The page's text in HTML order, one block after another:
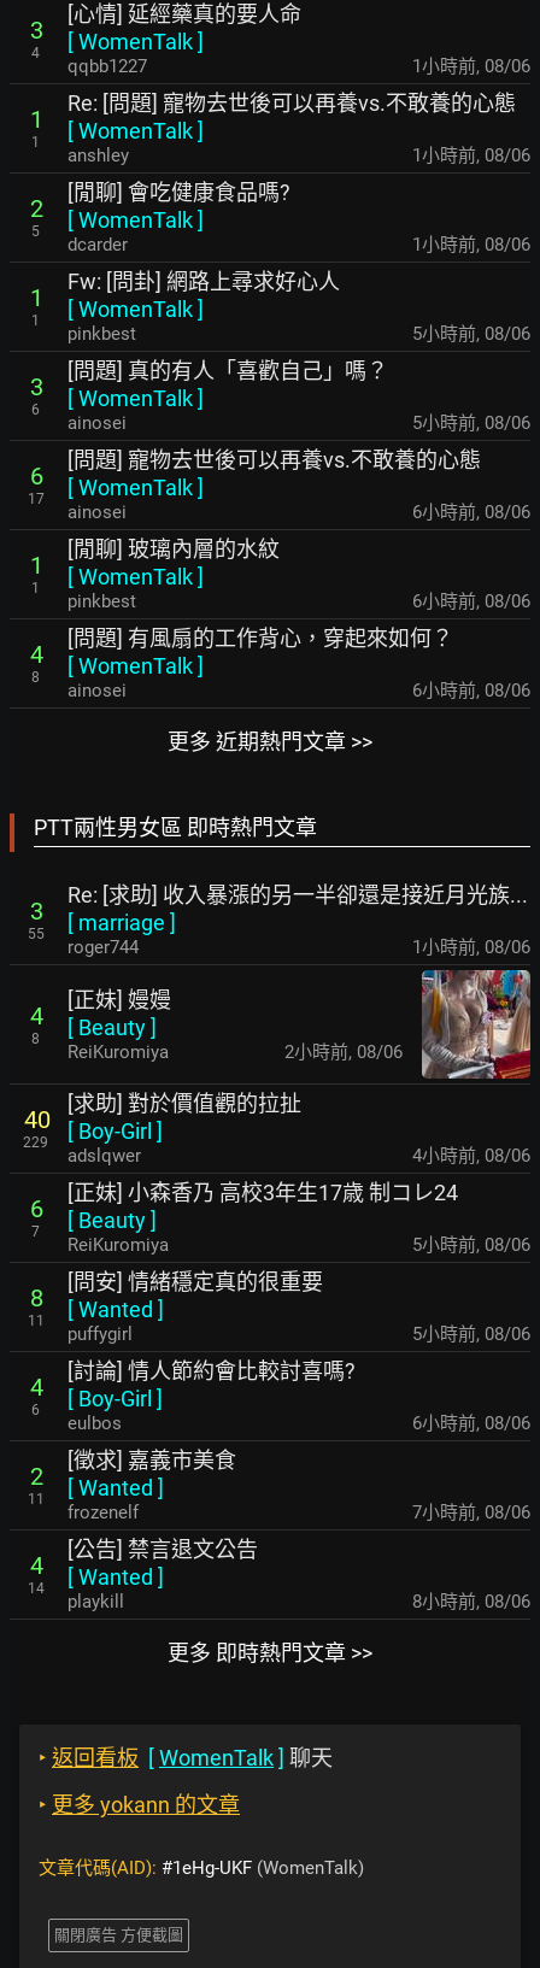
3
4
[心情] 延經藥真的要人命
[WomenTalk]
qqbb1227 1小時前, 08/06
1
1
Re: [問題] 寵物去世後可以再養vs.不敢養的心態
[WomenTalk]
anshley 1小時前, 08/06
2
5
[閒聊] 會吃健康食品嗎?
[WomenTalk]
dcarder 1小時前, 08/06
1
1
Fw: [問卦] 網路上尋求好心人
[WomenTalk]
pinkbest 5小時前, 08/06
3
6
[問題] 真的有人「喜歡自己」嗎？
[WomenTalk]
ainosei 5小時前, 08/06
6
17
[問題] 寵物去世後可以再養vs.不敢養的心態
[WomenTalk]
ainosei 6小時前, 08/06
1
1
[閒聊] 玻璃內層的水紋
[WomenTalk]
pinkbest 6小時前, 08/06
4
8
[問題] 有風扇的工作背心，穿起來如何？
[WomenTalk]
ainosei 6小時前, 08/06
更多 近期熱門文章 >>
PTT兩性男女區 即時熱門文章
3
55
Re: [求助] 收入暴漲的另一半卻還是接近月光族...
[ marriage ]
roger744 1小時前, 08/06
4
8
[正妹] 嫚嫚
[ Beauty]
ReiKuromiya 2小時前, 08/06
40
229
[求助] 對於價值觀的拉扯
[ Boy-Girl ]
adslqwer 4小時前, 08/06
6
7
[正妹] 小森香乃 高校3年生17歳 制コレ24
[ Beauty]
ReiKuromiya 5小時前, 08/06
8
11
[問安] 情緒穩定真的很重要
[Wanted ]
puffygirl 5小時前, 08/06
4
6
[討論] 情人節約會比較討喜嗎?
[ Boy-Girl ]
eulbos 6小時前, 08/06
2
11
[徵求] 嘉義市美食
[Wanted ]
frozenelf 7小時前, 08/06
4
14
[公告] 禁言退文公告
[Wanted ]
playkill 8小時前, 08/06
更多 即時熱門文章 >>
‣ 返回看板 [WomenTalk] 聊天
‣ 更多 yokann 的文章
文章代碼(AID): #1eHg-UKF (WomenTalk)
關閉廣告 方便截圖